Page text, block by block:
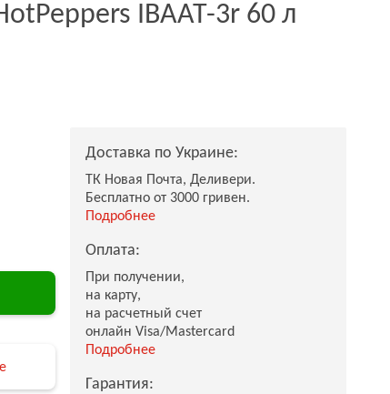
ІВААТ-3r 60 л
Доставка по Украине:
ТК Новая Почта, Деливери.
Бесплатно от 3000 гривен.
Подробнее
Оплата:
При получении,
на карту,
на расчетный счет
онлайн Visa/Mastercard
Подробнее
Гарантия: